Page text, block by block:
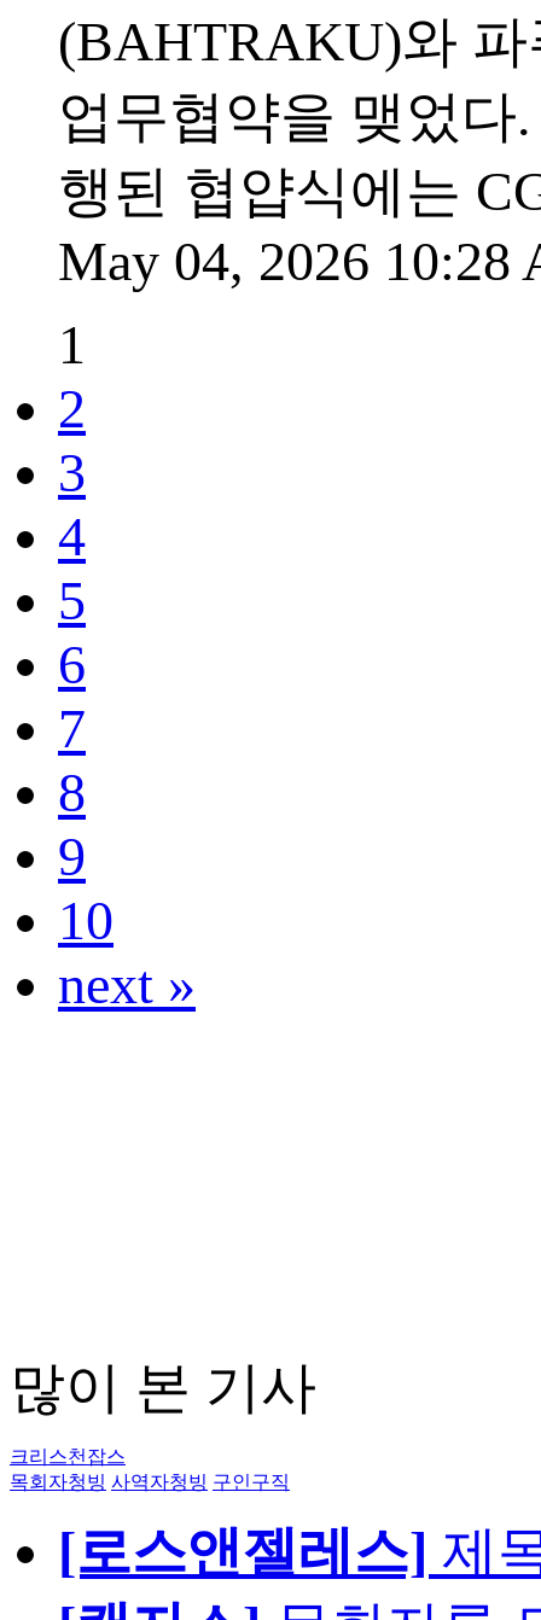
(BAHTRAKU)와
업무협약을 맺었다
행된 협얍식에는
May 04, 2026 10:28
1
2
3
4
5
6
7
8
9
10
next »
많이 본 기사
크리스천잡스
목회자청빙 사역자청빙 구인구직
[로스앤젤레스] 제